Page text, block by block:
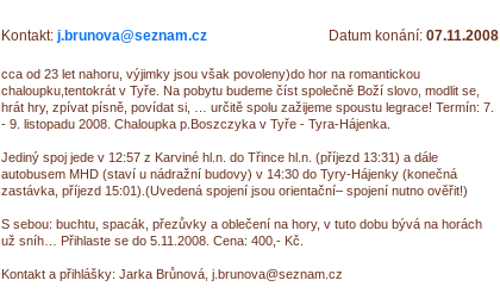
Kontakt: j.brunova@seznam.cz Datum konání: 07.11.2008
cca od 23 let nahoru, výjimky jsou však povoleny)do hor na romantickou
chaloupku,tentokrát v Tyře. Na pobytu budeme číst společně Boží slovo, modlit se,
hrát hry, zpívat písně, povídat si, … určitě spolu zažijeme spoustu legrace! Termín: 7.
- 9. listopadu 2008. Chaloupka p.Boszczyka v Tyře - Tyra-Hájenka.
Jediný spoj jede v 12:57 z Karviné hl.n. do Třince hl.n. (příjezd 13:31) a dále
autobusem MHD (staví u nádražní budovy) v 14:30 do Tyry-Hájenky (konečná
zastávka, příjezd 15:01).(Uvedená spojení jsou orientační– spojení nutno ověřit!)
S sebou: buchtu, spacák, přezůvky a oblečení na hory, v tuto dobu bývá na horách
už sníh… Přihlaste se do 5.11.2008. Cena: 400,- Kč.
Kontakt a přihlášky: Jarka Brůnová, j.brunova@seznam.cz